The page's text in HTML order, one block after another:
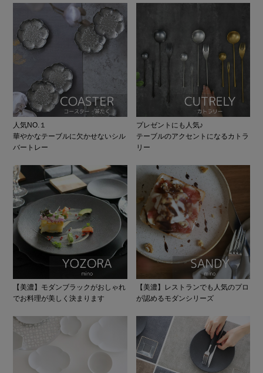
人気NO.１
華やかなテーブルに欠かせないシル
バートレー
プレゼントにも人気♪
テーブルのアクセントになるカトラ
リー
【美濃】モダンブラックがおしゃれ
でお料理が美しく決まります
【美濃】レストランでも人気のプロ
が認めるモダンシリーズ